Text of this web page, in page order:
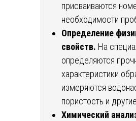
присваиваются
необходимости
Определение
свойств. На
определяются
характеристики
измеряются
пористость и
Химический